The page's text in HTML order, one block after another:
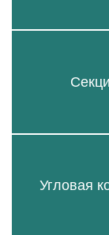
Угловая